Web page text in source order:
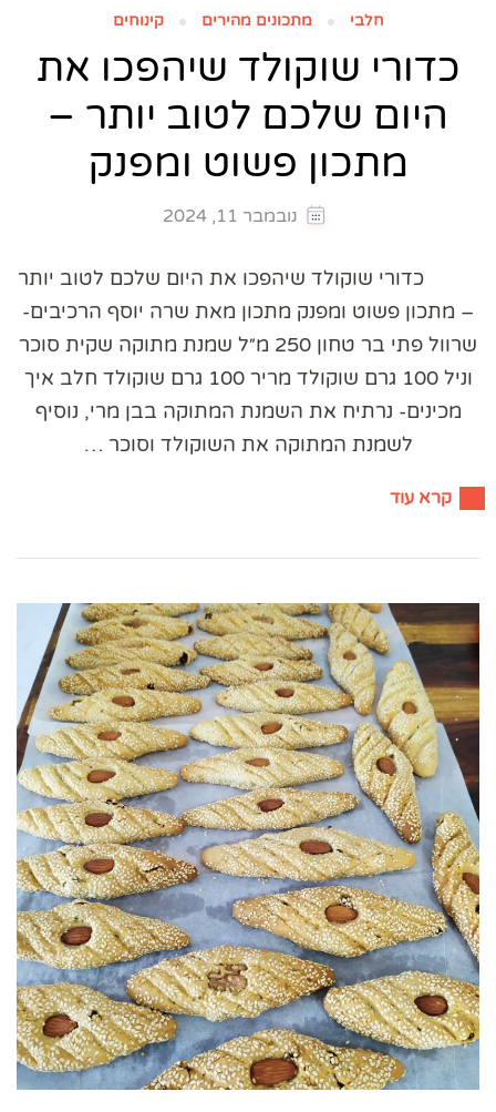
חלבי מתכונים מהירים קינוחים
כדורי שוקולד שיהפכו את
היום שלכם לטוב יותר –
מתכון פשוט ומפנק
נובמבר 11, 2024
כדורי שוקולד שיהפכו את היום שלכם לטוב יותר
– מתכון פשוט ומפנק מתכון מאת שרה יוסף הרכיבים-
שרוול פתי בר טחון 250 מ״ל שמנת מתוקה שקית סוכר
וניל 100 גרם שוקולד מריר 100 גרם שוקולד חלב איך
מכינים- נרתיח את השמנת המתוקה בבן מרי, נוסיף
לשמנת המתוקה את השוקולד וסוכר …
קרא עוד